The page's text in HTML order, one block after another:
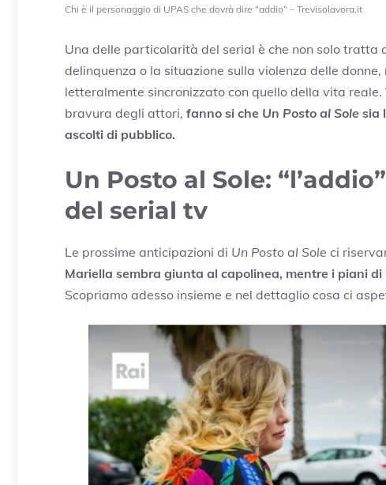
Chi è il personaggio di UPAS che dovrà dire “addio” – Trevisolavora.it
Una delle particolarità del serial è che non solo
delinquenza o la situazione sulla violenza delle
letteralmente sincronizzato con quello della vita reale.
bravura degli attori, fanno si che Un Posto al Sole sia
ascolti di pubblico.
Un Posto al Sole:
del serial tv
Le prossime anticipazioni di Un Posto al Sole ci
Mariella sembra giunta al capolinea, mentre i piani
Scopriamo adesso insieme e nel dettaglio cosa ci